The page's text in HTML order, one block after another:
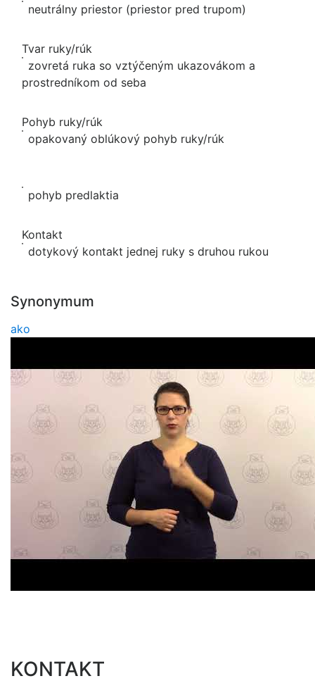
neutrálny priestor (priestor pred trupom)
Tvar ruky/rúk
zovretá ruka so vztýčeným ukazovákom a
prostredníkom od seba
Pohyb ruky/rúk
opakovaný oblúkový pohyb ruky/rúk
pohyb predlaktia
Kontakt
dotykový kontakt jednej ruky s druhou rukou
Synonymum
ako
KONTAKT